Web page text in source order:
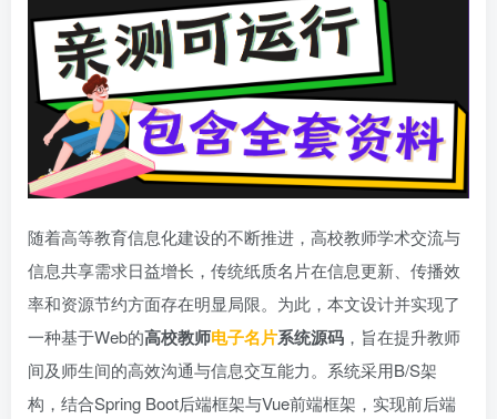
随着高等教育信息化建设的不断推进，高校教师学术交流与
信息共享需求日益增长，传统纸质名片在信息更新、传播效
率和资源节约方面存在明显局限。为此，本文设计并实现了
一种基于Web的高校教师电子名片系统源码 ，旨在提升教师
间及师生间的高效沟通与信息交互能力。系统采用B/S架
构，结合Spring Boot后端框架与Vue前端框架，实现前后端